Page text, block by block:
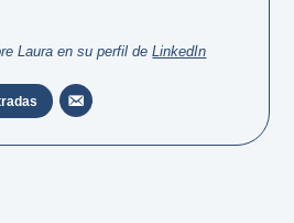
Laura en su perfil deLinkedIn